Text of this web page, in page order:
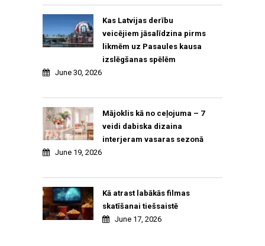
Kas Latvijas derību
veicējiem jāsalīdzina pirms
likmēm uz Pasaules kausa
izslēgšanas spēlēm
June 30, 2026
Mājoklis kā no ceļojuma – 7
veidi dabiska dizaina
interjeram vasaras sezonā
June 19, 2026
Kā atrast labākās filmas
skatīšanai tiešsaistē
June 17, 2026